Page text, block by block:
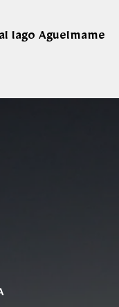
lago Aguelmame